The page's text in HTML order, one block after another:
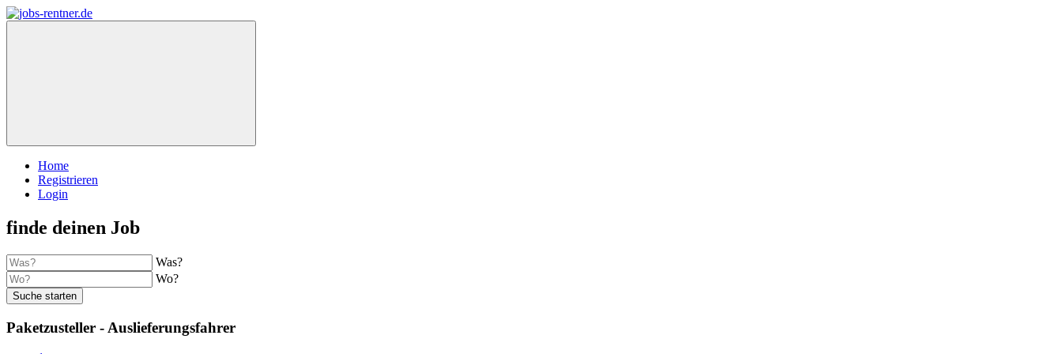
Home
Registrieren
Login
finde deinen Job
Was?
Wo?
Suche starten
Paketzusteller - Auslieferungsfahrer